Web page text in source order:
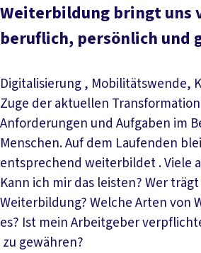
Weiterbildung bringt uns
beruflich, persönlich und
Digitalisierung , Mobilitätswende,
Zuge der aktuellen
Anforderungen und Aufgaben im
Menschen. Auf dem Laufenden
entsprechend weiterbildet . Viele
Kann ich mir das leisten? Wer
Weiterbildung? Welche Arten von
es? Ist mein Arbeitgeber
zu gewähren?